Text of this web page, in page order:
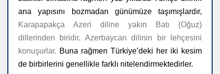
ana yapısını bozmadan günümüze taşımışlardır,
Karapapakça Azeri diline yakın Batı (Oğuz)
dillerinden biridir. Azerbaycan dilinin bir lehçesini
konuşurlar. Buna rağmen Türkiye’deki her iki kesim
de birbirlerini genellikle farklı nitelendirmektedirler.